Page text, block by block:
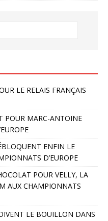
LE RELAIS FRANÇAIS
POUR MARC-ANTOINE
ENFIN LE
D’EUROPE
POUR VELLY, LA
AUX CHAMPIONNATS
LE BOUILLON DANS